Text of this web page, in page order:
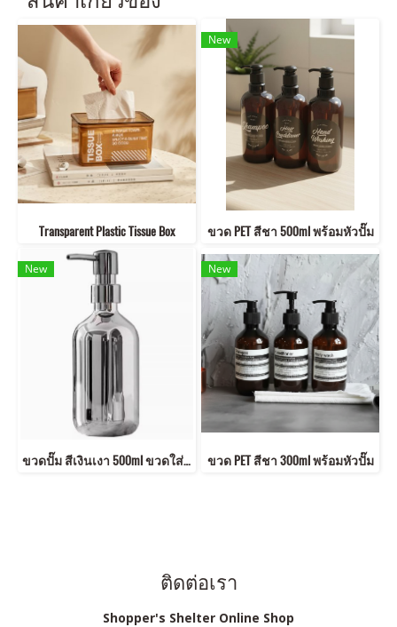
Transparent Plastic Tissue Box
New
ขวด PET สีชา 500ml พร้อมหัวปั๊ม
New
ขวดปั๊ม สีเงินเงา 500ml ขวดใส่สบู่ล้างมือ โลชั่น แชมพู สไตล์มินิมอล หรู
New
ขวด PET สีชา 300ml พร้อมหัวปั๊ม
ติดต่อเรา
Shopper's Shelter Online Shop